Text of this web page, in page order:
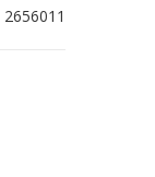
2656011